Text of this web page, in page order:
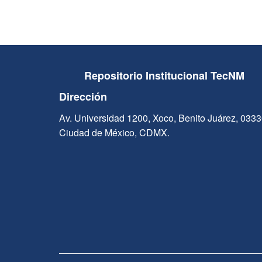
Repositorio Institucional TecNM
Dirección
Av. Universidad 1200, Xoco, Benito Juárez,
Ciudad de México, CDMX.